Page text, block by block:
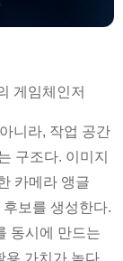
게임체인저
니라, 작업 공간
구조다. 이미지
카메라 앵글
보를 생성한다.
동시에 만드는
용 가치가 높다.